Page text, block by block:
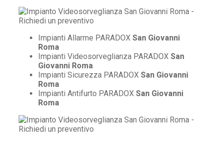
Impianti Allarme PARADOX San Giovanni
Roma
Impianti Videosorveglianza PARADOX San
Giovanni Roma
Impianti Sicurezza PARADOX San Giovanni
Roma
Impianti Antifurto PARADOX San Giovanni
Roma